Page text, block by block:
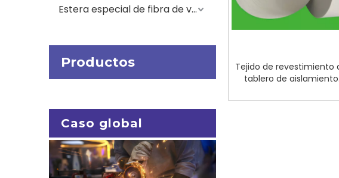
Estera especial de fibra de vidrio
Productos
Caso global
Tejido de revestimiento
tablero de aislamiento
de vidrio resistente a